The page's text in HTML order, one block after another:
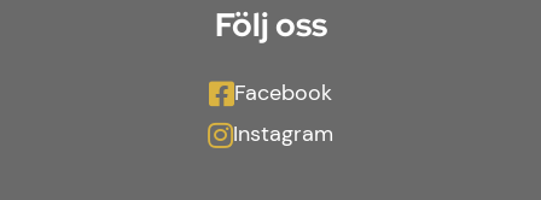
Följ oss
Facebook
Instagram